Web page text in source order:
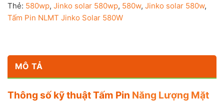
Thẻ: 580wp, Jinko solar 580wp, 580w, Jinko solar 580w,
Tấm Pin NLMT Jinko Solar 580W
MÔ TẢ
Thông số kỹ thuật Tấm Pin Năng Lượng Mặt